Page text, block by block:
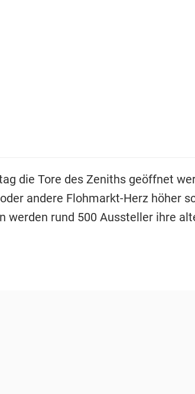
die Tore des Zeniths geöffnet
andere Flohmarkt-Herz höher
werden rund 500 Aussteller ihre